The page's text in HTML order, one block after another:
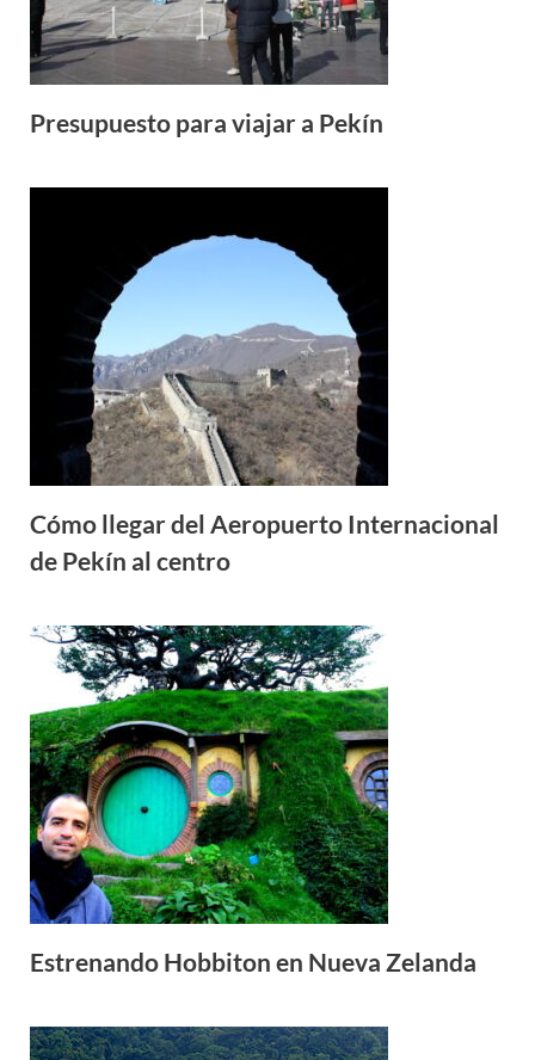
Presupuesto para viajar a Pekín
Cómo llegar del Aeropuerto Internacional
de Pekín al centro
Estrenando Hobbiton en Nueva Zelanda